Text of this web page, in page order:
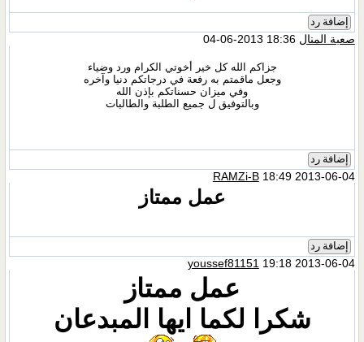
إضافة رد
صعبة المنال 18:36 2013-06-04
جزاكم الله كل خير أخوتي الكرام ورد وضياء
وجعل ماقمتم به رفعة في درجاتكم دنيا وآخره
وفي ميزان حسناتكم بإذن الله
وبالتوفيق ل جميع الطلبة والطالبات
إضافة رد
RAMZi-B18:49 2013-06-04
عمل ممتاز
إضافة رد
youssef81151 19:18 2013-06-04
عمل ممتاز
شكرا لكما ايها المبدعان